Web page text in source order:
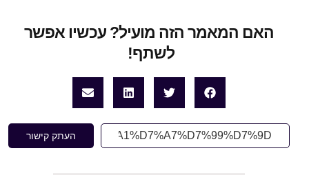
האם המאמר הזה מועיל? עכשיו אפשר
לשתף! ‏
העתק קישור